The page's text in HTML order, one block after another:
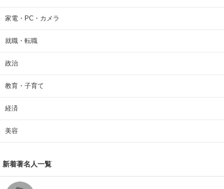
家電・PC・カメラ
就職・転職
政治
教育・子育て
経済
美容
新着著名人一覧